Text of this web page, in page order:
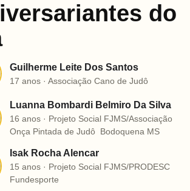
do
Guilherme Leite Dos Santos
17 anos · Associação Cano de Judô
Luanna Bombardi Belmiro Da Silva
16 anos · Projeto Social FJMS/Associação
Onça Pintada de Judô  Bodoquena MS
Isak Rocha Alencar
15 anos · Projeto Social FJMS/PRODESC
Fundesporte